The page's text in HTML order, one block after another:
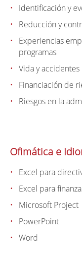
Identificación y
Reducción y
Experiencias
programas
Vida y accidentes
Financiación de
Riesgos en la
Ofimática e
Excel para
Excel para
Microsoft Project
PowerPoint
Word